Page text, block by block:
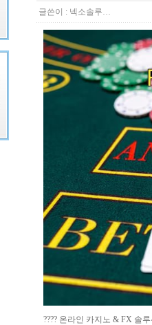
글쓴이 : 넥소솔루…
???? 온라인 카지노 & FX 솔